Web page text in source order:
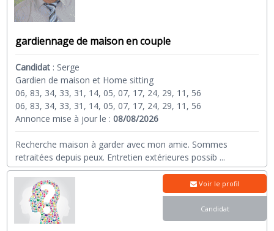
gardiennage de maison en couple
Candidat : Serge
Gardien de maison et Home sitting
06, 83, 34, 33, 31, 14, 05, 07, 17, 24, 29, 11, 56
06, 83, 34, 33, 31, 14, 05, 07, 17, 24, 29, 11, 56
Annonce mise à jour le :08/08/2026
Recherche maison à garder avec mon amie. Sommes
retraitées depuis peux. Entretien extérieures possib ...
Voir le profil
Candidat